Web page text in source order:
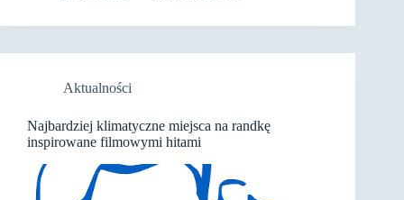
Aktualności
Najbardziej klimatyczne miejsca na randkę
inspirowane filmowymi hitami